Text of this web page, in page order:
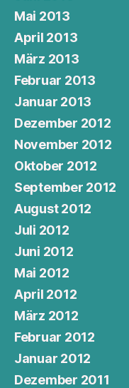
Mai 2013
April 2013
März 2013
Februar 2013
Januar 2013
Dezember 2012
November 2012
Oktober 2012
September 2012
August 2012
Juli 2012
Juni 2012
Mai 2012
April 2012
März 2012
Februar 2012
Januar 2012
Dezember 2011